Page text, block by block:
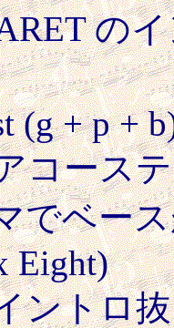
の
(g + p +
コース
でベー
Eight)
ントロ